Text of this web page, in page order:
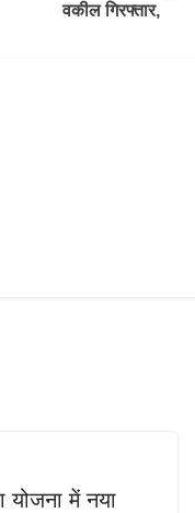
वकील गिरफ्तार,
योजना में नया